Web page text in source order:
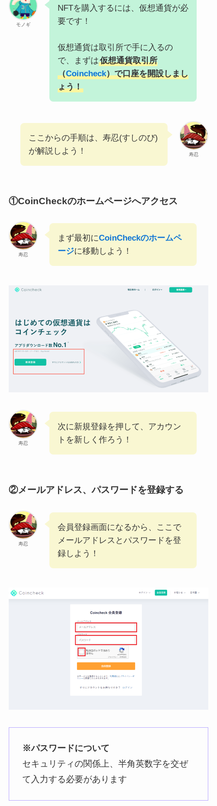
モノギ
NFTを購入するには、仮想通貨が必
要です！
仮想通貨は取引所で手に入るの
で、まずは仮想通貨取引所
（Coincheck）で口座を開設しまし
ょう！
寿忍
ここからの手順は、寿忍(すしのび)
が解説しよう！
①CoinCheckのホームページへアクセス
寿忍
まず最初にCoinCheckのホームペ
ージに移動しよう！
寿忍
次に新規登録を押して、アカウン
トを新しく作ろう！
②メールアドレス、パスワードを登録する
寿忍
会員登録画面になるから、ここで
メールアドレスとパスワードを登
録しよう！
※パスワードについて
セキュリティの関係上、半角英数字を交ぜ
て入力する必要があります